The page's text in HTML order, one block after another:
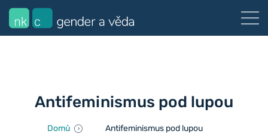
Antifeminismus pod lupou
Domů Antifeminismus pod lupou